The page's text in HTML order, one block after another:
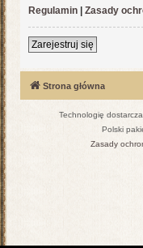
Regulamin | Zasady
Zarejestruj się
Strona główna
Technologię dostarcza
Polski
Zasady